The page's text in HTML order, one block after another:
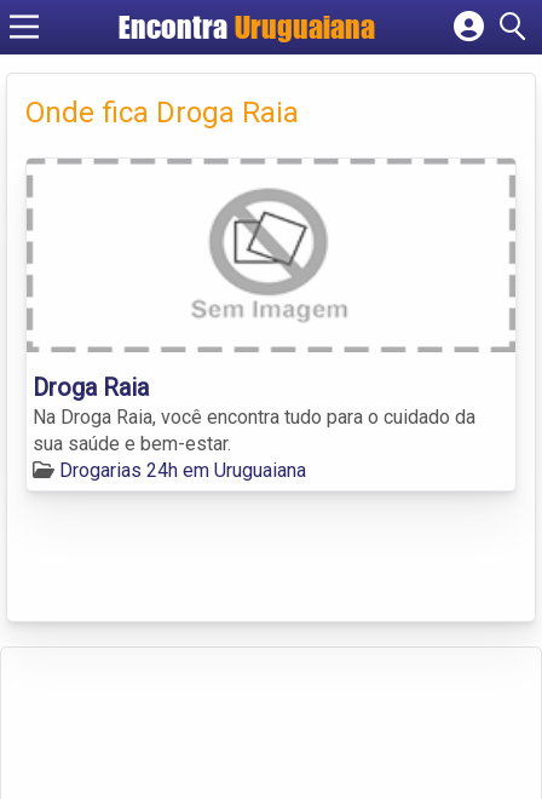
Encontra Uruguaiana
Cadastrar empresa
Criar conta
Onde fica Droga Raia
Droga Raia
Na Droga Raia, você encontra tudo para o cuidado da
sua saúde e bem-estar.
Drogarias 24h em Uruguaiana